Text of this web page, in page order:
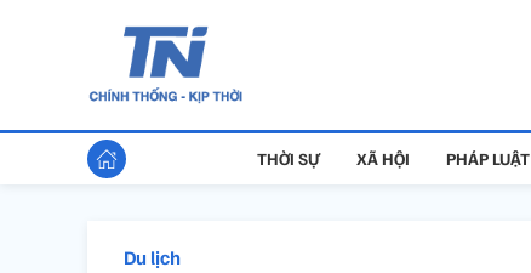
THỜI SỰ XÃ HỘI PHÁP LUẬT
Du lịch